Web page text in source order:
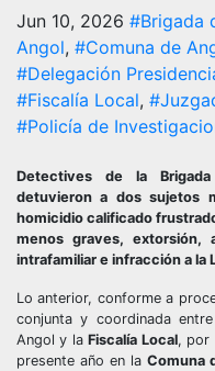
Jun 10, 2026 #Brigada
Angol, #Comuna de
#Delegación
#Fiscalía Local,
#Policía de
Detectives de la
detuvieron a dos sujetos
homicidio calificado
menos graves, extorsión,
intrafamiliar e infracción a la
Lo anterior, conforme a
conjunta y coordinada
Angol y laFiscalía Local, por
presente año en laComuna